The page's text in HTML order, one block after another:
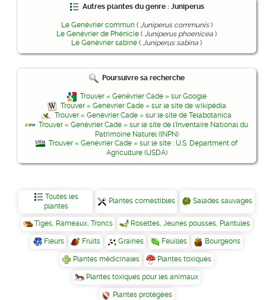
Autres plantes du genre : Juniperus
Le Genévrier commun( Juniperus communis)
Le Genévrier de Phénicie ( Juniperus phoenicea )
Le Genévrier sabine ( Juniperus sabina )
Poursuivre sa recherche
Trouver « Genévrier Cade » sur Google
Trouver « Genévrier Cade » sur le site de wikipédia
Trouver « Genévrier Cade » sur le site de Telabotanica
Trouver « Genévrier Cade » sur le site de l'Inventaire National du
Patrimoine Naturel (INPN)
Trouver « Genévrier Cade » sur le site : U.S. Department of
Agriculture (USDA)
Toutes les
plantes
Plantes comestibles Salades sauvages
Tiges, Rameaux, Troncs Rosettes, Jeunes pousses, Plantules
Fleurs Fruits Graines Feuilles Bourgeons
Plantes médicinales Plantes toxiques
Plantes toxiques pour les animaux
Plantes protégées